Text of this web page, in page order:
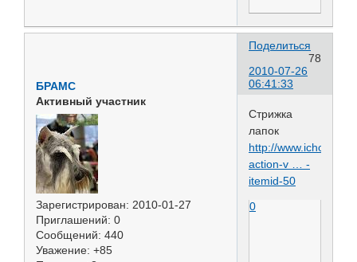
Поделиться
78
2010-07-26
06:41:33
БРАМС
Активный участник
Зарегистрирован: 2010-01-27
Приглашений: 0
Сообщений: 440
Уважение: +85
Стрижка
лапок
http://
action-v … -
itemid-50
0